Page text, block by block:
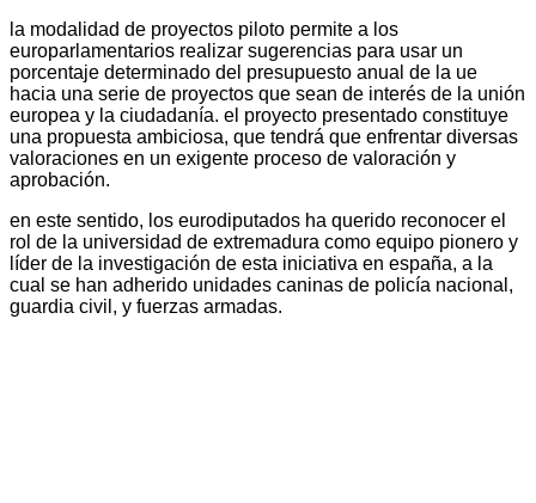
la modalidad de proyectos piloto permite a los
europarlamentarios realizar sugerencias para usar un
porcentaje determinado del presupuesto anual de la ue
hacia una serie de proyectos que sean de interés de la unión
europea y la ciudadanía. el proyecto presentado constituye
una propuesta ambiciosa, que tendrá que enfrentar diversas
valoraciones en un exigente proceso de valoración y
aprobación.
en este sentido, los eurodiputados ha querido reconocer el
rol de la universidad de extremadura como equipo pionero y
líder de la investigación de esta iniciativa en españa, a la
cual se han adherido unidades caninas de policía nacional,
guardia civil, y fuerzas armadas.